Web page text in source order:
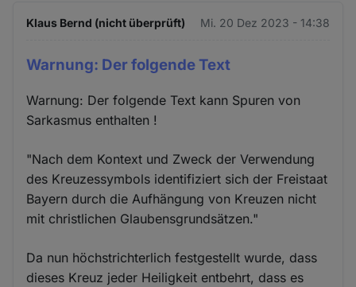
Klaus Bernd (nicht überprüft) Mi. 20 Dez 2023 - 14:38
Warnung: Der folgende Text
Warnung: Der folgende Text kann Spuren von
Sarkasmus enthalten !
"Nach dem Kontext und Zweck der Verwendung
des Kreuzessymbols identifiziert sich der Freistaat
Bayern durch die Aufhängung von Kreuzen nicht
mit christlichen Glaubensgrundsätzen."
Da nun höchstrichterlich festgestellt wurde, dass
dieses Kreuz jeder Heiligkeit entbehrt, dass es